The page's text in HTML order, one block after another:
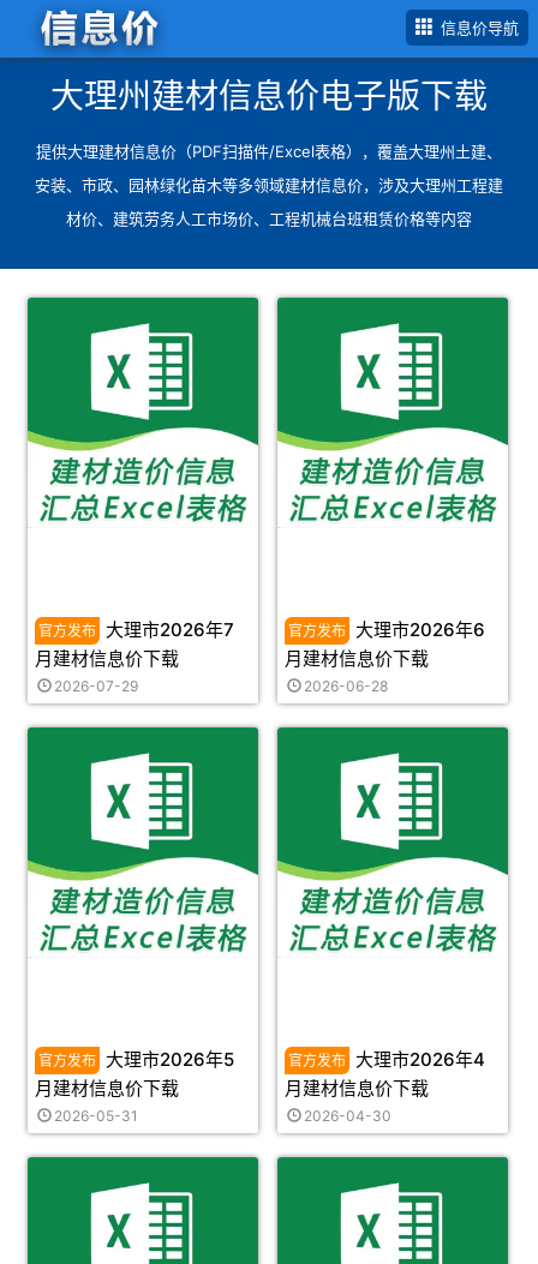
信息价导航
大理州建材信息价电子版下载
提供大理建材信息价（PDF扫描件/Excel表格） ，覆盖大理州土建、
安装、市政、园林绿化苗木等多领域建材信息价，涉及大理州工程建
材价、建筑劳务人工市场价、工程机械台班租赁价格等内容
大理市2026年7
月建材信息价下载
2026-07-29
大理市2026年6
月建材信息价下载
2026-06-28
大理市2026年5
月建材信息价下载
2026-05-31
大理市2026年4
月建材信息价下载
2026-04-30